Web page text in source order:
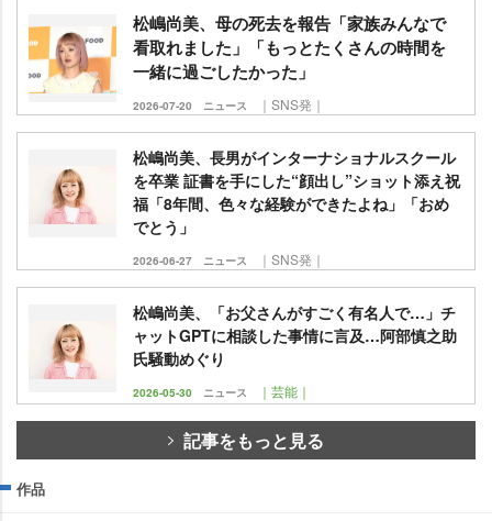
松嶋尚美、母の死去を報告「家族みんなで
看取れました」「もっとたくさんの時間を
一緒に過ごしたかった」
2026-07-20 ニュース ｜SNS発｜
松嶋尚美、長男がインターナショナルスクール
を卒業 証書を手にした“顔出し”ショット添え祝
福「8年間、色々な経験ができたよね」「おめ
でとう」
2026-06-27 ニュース ｜SNS発｜
松嶋尚美、「お父さんがすごく有名人で…」チ
ャットGPTに相談した事情に言及…阿部慎之助
氏騒動めぐり
2026-05-30 ニュース ｜芸能｜
記事をもっと見る
作品